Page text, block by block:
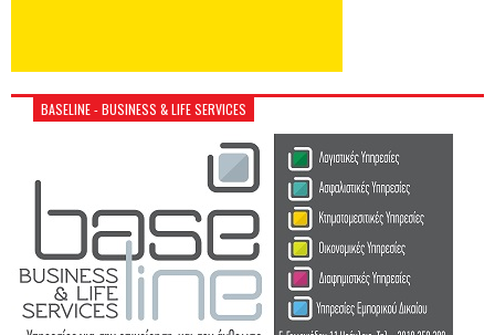
BASELINE - BUSINESS & LIFE SERVICES